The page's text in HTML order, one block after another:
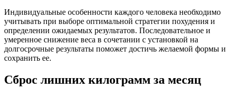
Индивидуальные особенности каждого человека необходимо
учитывать при выборе оптимальной стратегии похудения и
определении ожидаемых результатов. Последовательное и
умеренное снижение веса в сочетании с установкой на
долгосрочные результаты поможет достичь желаемой формы и
сохранить ее.
Сброс лишних килограмм за месяц